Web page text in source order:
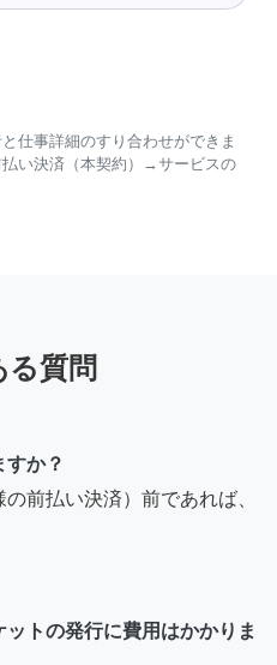
仕事詳細のすり合わせができま
い決済（本契約）→サービスの
る質問
か？
前払い決済）前であれば、
トの発行に費用はかかりま